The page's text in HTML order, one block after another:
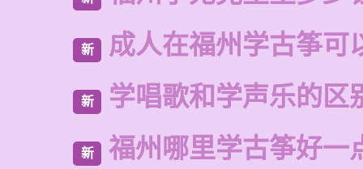
新 成人在福州学古筝可
新 学唱歌和学声乐的区
新 福州哪里学古筝好一